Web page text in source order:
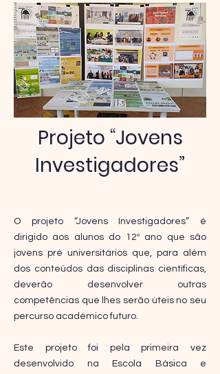
Projeto “Jovens
Investigadores”
O projeto “Jovens Investigadores” é
dirigido aos alunos do 12º ano que são
jovens pré universitários que, para além
dos conteúdos das disciplinas científicas,
deverão desenvolver outras
competências que lhes serão úteis no seu
percurso académico futuro.
Este projeto foi pela primeira vez
desenvolvido na Escola Básica e